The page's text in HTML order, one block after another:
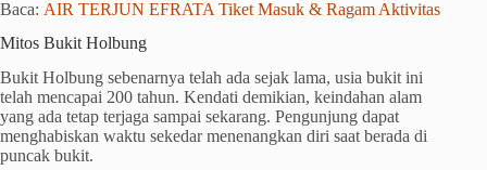
Baca: AIR TERJUN EFRATA Tiket Masuk & Ragam Aktivitas
Mitos Bukit Holbung
Bukit Holbung sebenarnya telah ada sejak lama, usia bukit ini
telah mencapai 200 tahun. Kendati demikian, keindahan alam
yang ada tetap terjaga sampai sekarang. Pengunjung dapat
menghabiskan waktu sekedar menenangkan diri saat berada di
puncak bukit.